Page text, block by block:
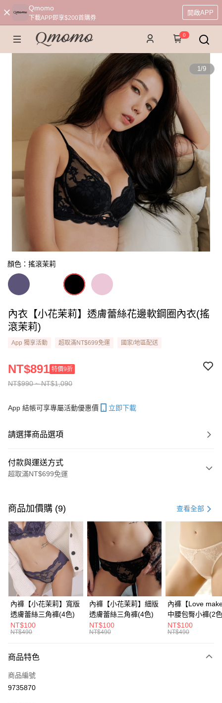
Qmomo
下載APP即享$200首購券
開啟APP
0
1/9
顏色：搖滾茉莉
內衣【小花茉莉】透膚蕾絲花邊軟鋼圈內衣(搖
滾茉莉)
App 獨享活動 超取滿NT$699免運 國家/地區配送
NT$990 ~ NT$1,090
NT$891 特價9折
App 結帳可享專屬活動優惠價 立即下載
請選擇商品選項
付款與運送方式
超取滿NT$699免運
信用卡一次付款
信用卡分期付款
3 期 0 利率 每期 NT$330
合作金庫商業銀行
第一商業銀行
華南商業銀行
彰化商業銀行
上海商業儲蓄銀行
台北富邦商業銀行
國泰世華商業銀行
兆豐國際商業銀行
臺灣中小企業銀行
台中商業銀行
匯豐（台灣）商業銀行
華泰商業銀行
聯邦商業銀行
遠東國際商業銀行
元大商業銀行
台灣樂天信用卡公司
6 期 0 利率 每期 NT$165 21家銀行
合作金庫商業銀行
第一商業銀行
華南商業銀行
彰化商業銀行
上海商業儲蓄銀行
台北富邦商業銀行
國泰世華商業銀行
兆豐國際商業銀行
臺灣中小企業銀行
台中商業銀行
匯豐（台灣）商業銀行
聯邦商業銀行
玉山商業銀行
台灣樂天信用卡公司
超商取貨付款
LINE Pay
Apple Pay
街口支付
相關說明
【大哥付你分期使用說明】
商品加價購 (9) 查看全部
內褲【小花茉莉】寬版
透膚蕾絲三角褲(4色)
NT$100
NT$490
內褲【小花茉莉】細版
透膚蕾絲三角褲(4色)
NT$100
NT$490
內褲【Love
中腰包臀小褲​(2
NT$100
NT$490
商品特色
商品編號
9735870